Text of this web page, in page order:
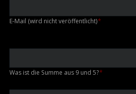
Pflichtfeld
E-Mail (wird nicht veröffentlicht)*
Was ist die Summe aus 9 und 5?*